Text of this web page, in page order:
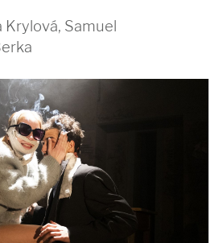
Krylová, Samuel